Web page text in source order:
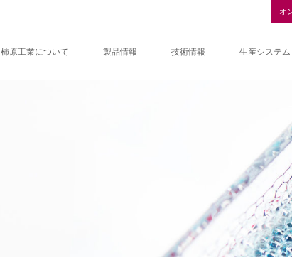
オ
柿原工業について 製品情報 技術情報 生産システム